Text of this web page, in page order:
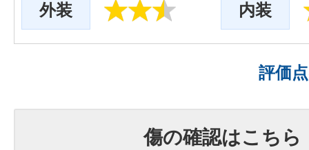
外装 内装
評価
傷の確認はこちら